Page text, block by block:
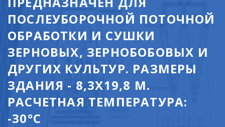
ПОСЛЕУБОРОЧНОЙ ПОТОЧНОЙ
ОБРАБОТКИ И СУШКИ
ЗЕРНОВЫХ, ЗЕРНОБОБОВЫХ И
ДРУГИХ КУЛЬТУР. РАЗМЕРЫ
ЗДАНИЯ - 8,3X19,8 М.
РАСЧЕТНАЯ ТЕМПЕРАТУРА:
-30°С